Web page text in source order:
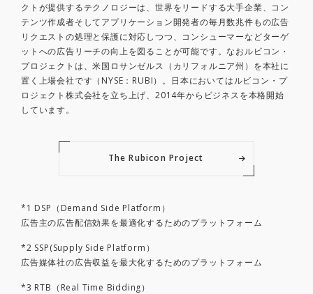
クトが提供するテクノロジーは、世界をリードする大手企業、コン
テンツ作成者そしてアプリケーション開発者の毎月数兆件もの広告
リクエストの処理と保護に対応しつつ、コンシューマーなどターゲ
ットへの広告リーチの向上を図ることが可能です。なおルビコン・
プロジェクトは、米国ロサンゼルス（カリフォルニア州）を本社に
置く上場会社です（NYSE：RUBI）。日本においてはルビコン・プ
ロジェクト株式会社を立ち上げ、2014年からビジネスを本格開始
しています。
The Rubicon Project
*1 DSP（Demand Side Platform）
広告主の広告配信効果を最適化するためのプラットフォーム
*2 SSP(Supply Side Platform）
広告媒体社の広告収益を最大化するためのプラットフォーム
*3 RTB（Real Time Bidding）